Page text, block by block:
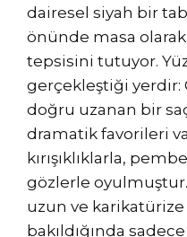
dairesel siyah bir
önünde masa olarak
tepsisini tutuyor.
gerçekleştiği yerdir:
doğru uzanan bir
dramatik favorileri
kırışıklıklarla,
gözlerle oyulmuştur.
uzun ve
bakıldığında